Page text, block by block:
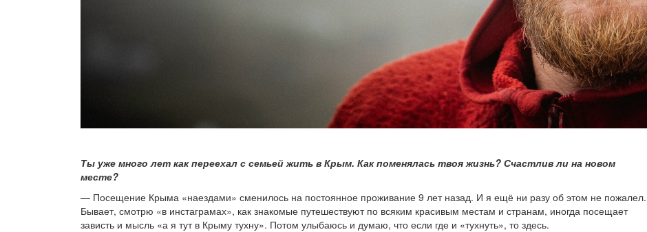
Ты уже много лет как переехал с семьей жить в Крым. Как поменялась твоя жизнь? Счастлив ли на новом
месте?
— Посещение Крыма «наездами» сменилось на постоянное проживание 9 лет назад. И я ещё ни разу об этом не пожалел.
Бывает, смотрю «в инстаграмах», как знакомые путешествуют по всяким красивым местам и странам, иногда посещает
зависть и мысль «а я тут в Крыму тухну». Потом улыбаюсь и думаю, что если где и «тухнуть», то здесь.